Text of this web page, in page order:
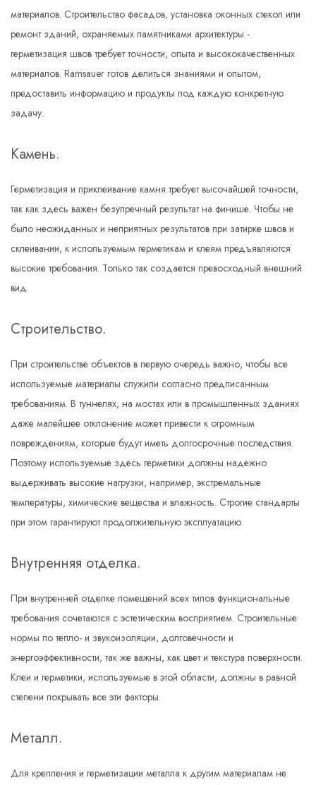
материалов. Строительство фасадов, установка оконных стекол или
ремонт зданий, охраняемых памятниками архитектуры -
герметизация швов требует точности, опыта и высококачественных
материалов. Ramsauer готов делиться знаниями и опытом,
предоставить информацию и продукты под каждую конкретную
задачу.
Камень.
Герметизация и приклеивание камня требует высочайшей точности,
так как здесь важен безупречный результат на финише. Чтобы не
было неожиданных и неприятных результатов при затирке швов и
склеивании, к используемым герметикам и клеям предъявляются
высокие требования. Только так создается превосходный внешний
вид.
Строительство.
При строительстве объектов в первую очередь важно, чтобы все
используемые материалы служили согласно предписанным
требованиям. В туннелях, на мостах или в промышленных зданиях
даже малейшее отклонение может привести к огромным
повреждениям, которые будут иметь долгосрочные последствия.
Поэтому используемые здесь герметики должны надежно
выдерживать высокие нагрузки, например, экстремальные
температуры, химические вещества и влажность. Строгие стандарты
при этом гарантируют продолжительную эксплуатацию.
Внутренняя отделка.
При внутренней отделке помещений всех типов функциональные
требования сочетаются с эстетическим восприятием. Строительные
нормы по тепло- и звукоизоляции, долговечности и
энергоэффективности, так же важны, как цвет и текстура поверхности.
Клеи и герметики, используемые в этой области, должны в равной
степени покрывать все эти факторы.
Металл.
Для крепления и герметизации металла к другим материалам не